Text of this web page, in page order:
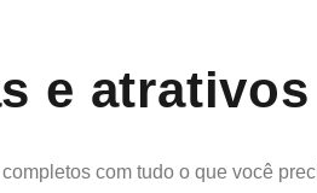
e atrativos
com tudo o que você